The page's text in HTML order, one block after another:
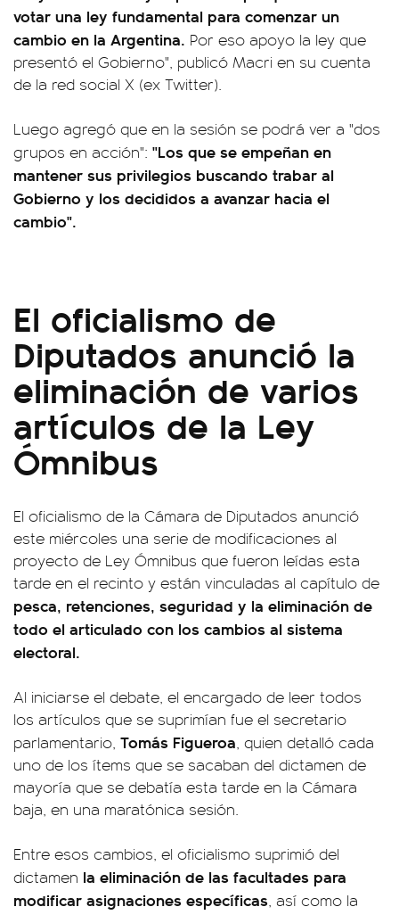
votar una ley fundamental para comenzar un
cambio en la Argentina. Por eso apoyo la ley que
presentó el Gobierno", publicó Macri en su cuenta
de la red social X (ex Twitter).
Luego agregó que en la sesión se podrá ver a "dos
grupos en acción": "Los que se empeñan en
mantener sus privilegios buscando trabar al
Gobierno y los decididos a avanzar hacia el
cambio".
El oficialismo de
Diputados anunció la
eliminación de varios
artículos de la Ley
Ómnibus
El oficialismo de la Cámara de Diputados anunció
este miércoles una serie de modificaciones al
proyecto de Ley Ómnibus que fueron leídas esta
tarde en el recinto y están vinculadas al capítulo de
pesca, retenciones, seguridad y la eliminación de
todo el articulado con los cambios al sistema
electoral.
Al iniciarse el debate, el encargado de leer todos
los artículos que se suprimían fue el secretario
parlamentario, Tomás Figueroa, quien detalló cada
uno de los ítems que se sacaban del dictamen de
mayoría que se debatía esta tarde en la Cámara
baja, en una maratónica sesión.
Entre esos cambios, el oficialismo suprimió del
dictamen la eliminación de las facultades para
modificar asignaciones específicas, así como la